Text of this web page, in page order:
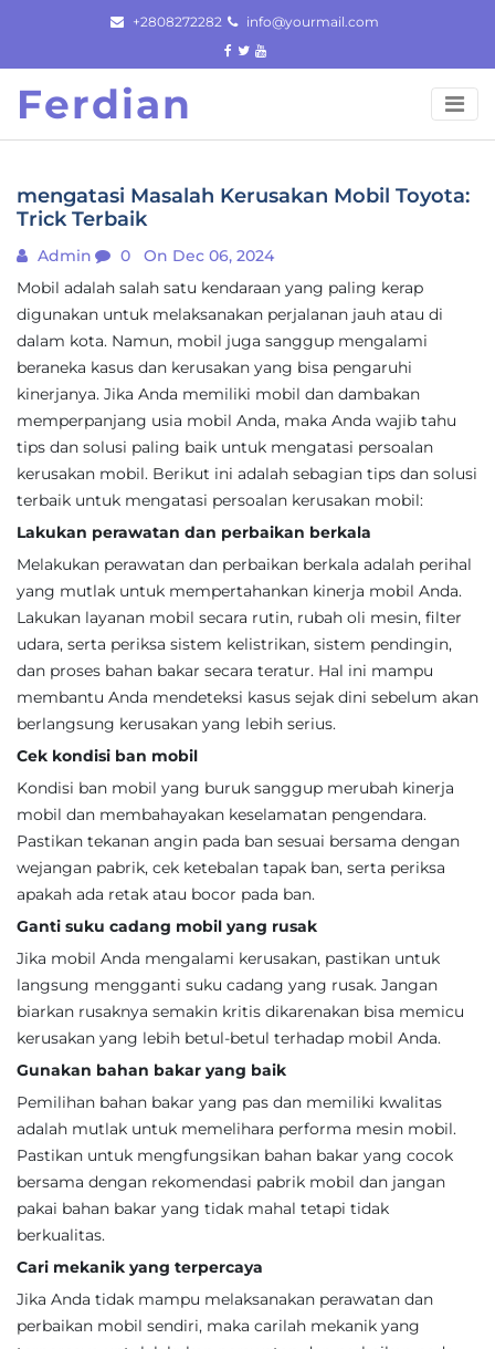
content
+2808272282 info@yourmail.com
Ferdian
mengatasi Masalah Kerusakan Mobil Toyota:
Trick Terbaik
Admin 0
On Dec 06, 2024
Mobil adalah salah satu kendaraan yang paling kerap
digunakan untuk melaksanakan perjalanan jauh atau di
dalam kota. Namun, mobil juga sanggup mengalami
beraneka kasus dan kerusakan yang bisa pengaruhi
kinerjanya. Jika Anda memiliki mobil dan dambakan
memperpanjang usia mobil Anda, maka Anda wajib tahu
tips dan solusi paling baik untuk mengatasi persoalan
kerusakan mobil. Berikut ini adalah sebagian tips dan solusi
terbaik untuk mengatasi persoalan kerusakan mobil:
Lakukan perawatan dan perbaikan berkala
Melakukan perawatan dan perbaikan berkala adalah perihal
yang mutlak untuk mempertahankan kinerja mobil Anda.
Lakukan layanan mobil secara rutin, rubah oli mesin, filter
udara, serta periksa sistem kelistrikan, sistem pendingin,
dan proses bahan bakar secara teratur. Hal ini mampu
membantu Anda mendeteksi kasus sejak dini sebelum akan
berlangsung kerusakan yang lebih serius.
Cek kondisi ban mobil
Kondisi ban mobil yang buruk sanggup merubah kinerja
mobil dan membahayakan keselamatan pengendara.
Pastikan tekanan angin pada ban sesuai bersama dengan
wejangan pabrik, cek ketebalan tapak ban, serta periksa
apakah ada retak atau bocor pada ban.
Ganti suku cadang mobil yang rusak
Jika mobil Anda mengalami kerusakan, pastikan untuk
langsung mengganti suku cadang yang rusak. Jangan
biarkan rusaknya semakin kritis dikarenakan bisa memicu
kerusakan yang lebih betul-betul terhadap mobil Anda.
Gunakan bahan bakar yang baik
Pemilihan bahan bakar yang pas dan memiliki kwalitas
adalah mutlak untuk memelihara performa mesin mobil.
Pastikan untuk mengfungsikan bahan bakar yang cocok
bersama dengan rekomendasi pabrik mobil dan jangan
pakai bahan bakar yang tidak mahal tetapi tidak
berkualitas.
Cari mekanik yang terpercaya
Jika Anda tidak mampu melaksanakan perawatan dan
perbaikan mobil sendiri, maka carilah mekanik yang